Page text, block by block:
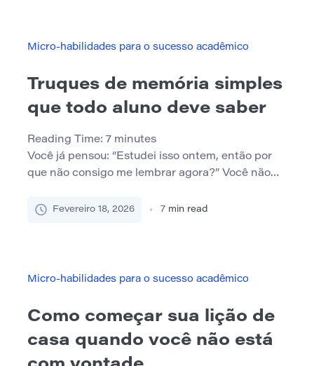
“suficientes”. Uma razão é que o apoio acadêmico
Micro-habilidades para o sucesso acadêmico
Truques de memória simples
que todo aluno deve saber
Reading Time: 7 minutes
Você já pensou: “Estudei isso ontem, então por
que não consigo me lembrar agora?” Você não
porque tem “memória ruim”. Eles lutam porque
que […]
Fevereiro 18, 2026 7 min read
Micro-habilidades para o sucesso acadêmico
Como começar sua lição de
casa quando você não está